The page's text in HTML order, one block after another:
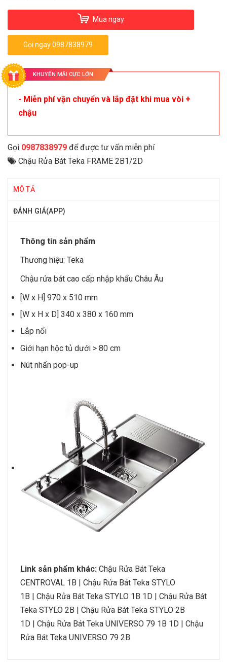
Mua ngay
Gọi ngay 0987838979
KHUYẾN MÃI CỰC LỚN
- Miễn phí vận chuyển và lắp đặt khi mua vòi +
chậu
Gọi 0987838979 để được tư vấn miễn phí
Chậu Rửa Bát Teka FRAME 2B1/2D
MÔ TẢ
ĐÁNH GIÁ(APP)
Thông tin sản phẩm
Thương hiệu: Teka
Chậu rửa bát cao cấp nhập khẩu Châu Âu
[W x H] 970 x 510 mm
[W x H x D] 340 x 380 x 160 mm
Lắp nổi
Giới hạn hộc tủ dưới > 80 cm
Nút nhấn pop-up
Link sản phẩm khác: Chậu Rửa Bát Teka
CENTROVAL 1B | Chậu Rửa Bát Teka STYLO
1B | Chậu Rửa Bát Teka STYLO 1B 1D | Chậu Rửa Bát
Teka STYLO 2B | Chậu Rửa Bát Teka STYLO 2B
1D | Chậu Rửa Bát Teka UNIVERSO 79 1B 1D | Chậu
Rửa Bát Teka UNIVERSO 79 2B